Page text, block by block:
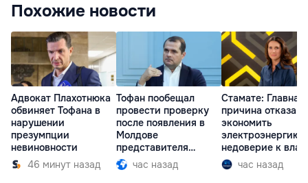
Похожие новости
Адвокат Плахотнюка
обвиняет Тофана в
нарушении
презумпции
невиновности
46 минут назад
Тофан пообещал
провести проверку
после появления в
Молдове
представителя
Южной Осетии
час назад
Стамате: Главная
причина отказа
экономить
электроэнергию
недоверие к
час назад